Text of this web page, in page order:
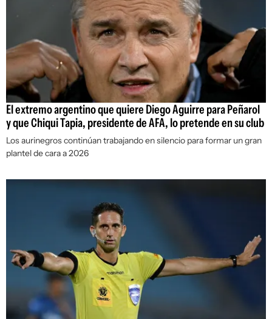
El extremo argentino que quiere Diego Aguirre para Peñarol
y que Chiqui Tapia, presidente de AFA, lo pretende en su club
Los aurinegros continúan trabajando en silencio para formar un gran
plantel de cara a 2026